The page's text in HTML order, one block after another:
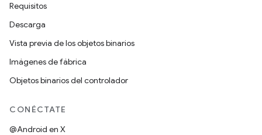
Requisitos
Descarga
Vista previa de los objetos binarios
Imágenes de fábrica
Objetos binarios del controlador
CONÉCTATE
@Android en X